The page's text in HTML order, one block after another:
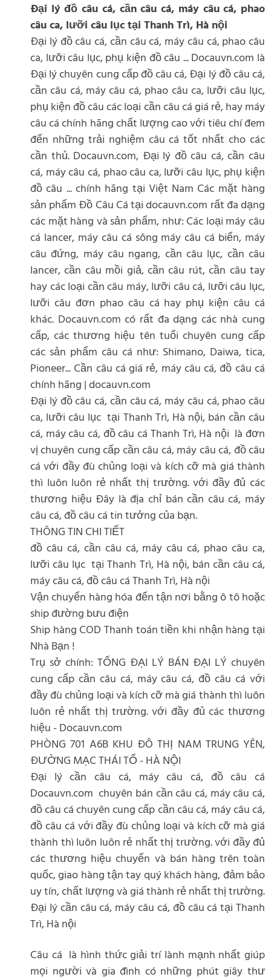
Đại lý đồ câu cá, cần câu cá, máy câu cá, phao
câu ca, lưỡi câu lục tại Thanh Trì, Hà nội
Đại lý đồ câu cá, cần câu cá, máy câu cá, phao câu
ca, lưỡi câu lục, phụ kiện đồ câu ... Docauvn.com là
Đại lý chuyên cung cấp đồ câu cá, Đại lý đồ câu cá,
cần câu cá, máy câu cá, phao câu ca, lưỡi câu lục,
phụ kiện đồ câu các loại cần câu cá giá rẻ, hay máy
câu cá chính hãng chất lượng cao với tiêu chí đem
đến những trải nghiệm câu cá tốt nhất cho các
cần thủ. Docauvn.com, Đại lý đồ câu cá, cần câu
cá, máy câu cá, phao câu ca, lưỡi câu lục, phụ kiện
đồ câu ... chính hãng tại Việt Nam Các mặt hàng
sản phẩm Đồ Câu Cá tại docauvn.com rất đa dạng
các mặt hàng và sản phẩm, như: Các loại máy câu
cá lancer, máy câu cá sông máy câu cá biển, máy
câu đứng, máy câu ngang, cần câu lục, cần câu
lancer, cần câu mồi giả, cần câu rút, cần câu tay
hay các loại cần câu máy, lưỡi câu cá, lưỡi câu lục,
lưỡi câu đơn phao câu cá hay phụ kiện câu cá
khác. Docauvn.com có rất đa dạng các nhà cung
cấp, các thương hiệu tên tuổi chuyên cung cấp
các sản phẩm câu cá như: Shimano, Daiwa, tica,
Pioneer... Cần câu cá giá rẻ, máy câu cá, đồ câu cá
chính hãng | docauvn.com
Đại lý đồ câu cá, cần câu cá, máy câu cá, phao câu
ca, lưỡi câu lục tại Thanh Trì, Hà nội, bán cần câu
cá, máy câu cá, đồ câu cá Thanh Trì, Hà nội là đơn
vị chuyên cung cấp cần câu cá, máy câu cá, đồ câu
cá với đầy đù chủng loại và kích cỡ mà giá thành
thì luôn luôn rẻ nhất thị trường. với đầy đủ các
thương hiệu Đây là địa chỉ bán cần câu cá, máy
câu cá, đồ câu cá tin tưởng của bạn.
THÔNG TIN CHI TIẾT
đồ câu cá, cần câu cá, máy câu cá, phao câu ca,
lưỡi câu lục tại Thanh Trì, Hà nội, bán cần câu cá,
máy câu cá, đồ câu cá Thanh Trì, Hà nội
Vận chuyển hàng hóa đến tận nơi bằng ô tô hoặc
ship đường bưu điện
Ship hàng COD Thanh toán tiền khi nhận hàng tại
Nhà Bạn !
Trụ sở chính: TỔNG ĐẠI LÝ BÁN ĐẠI LÝ chuyên
cung cấp cần câu cá, máy câu cá, đồ câu cá với
đầy đù chủng loại và kích cỡ mà giá thành thì luôn
luôn rẻ nhất thị trường. với đầy đủ các thương
hiệu - Docauvn.com
PHÒNG 701 A6B KHU ĐÔ THỊ NAM TRUNG YÊN,
ĐƯỜNG MẠC THÁI TỔ - HÀ NỘI
Đại lý cần câu cá, máy câu cá, đồ câu cá
Docauvn.com chuyên bán cần câu cá, máy câu cá,
đồ câu cá chuyên cung cấp cần câu cá, máy câu cá,
đồ câu cá với đầy đù chủng loại và kích cỡ mà giá
thành thì luôn luôn rẻ nhất thị trường. với đầy đủ
các thương hiệu chuyển và bán hàng trên toàn
quốc, giao hàng tận tay quý khách hàng, đảm bảo
uy tín, chất lượng và giá thành rẻ nhất thị trường.
Đại lý cần câu cá, máy câu cá, đồ câu cá tại Thanh
Trì, Hà nội
Câu cá là hình thức giải trí lành mạnh nhất giúp
mọi người và gia đình có những phút giây thư